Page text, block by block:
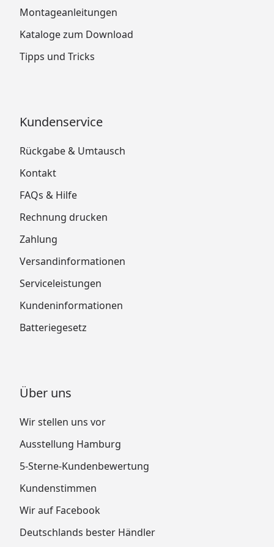
Montageanleitungen
Kataloge zum Download
Tipps und Tricks
Kundenservice
Rückgabe & Umtausch
Kontakt
FAQs & Hilfe
Rechnung drucken
Zahlung
Versandinformationen
Serviceleistungen
Kundeninformationen
Batteriegesetz
Über uns
Wir stellen uns vor
Ausstellung Hamburg
5-Sterne-Kundenbewertung
Kundenstimmen
Wir auf Facebook
Deutschlands bester Händler